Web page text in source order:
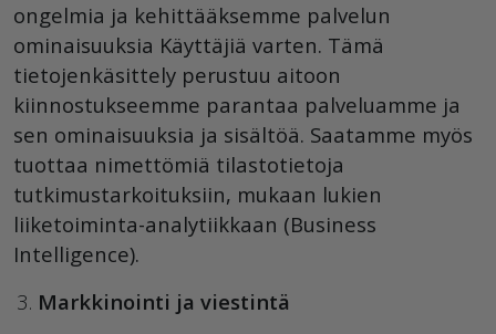
ongelmia ja kehittääksemme palvelun
ominaisuuksia Käyttäjiä varten. Tämä
tietojenkäsittely perustuu aitoon
kiinnostukseemme parantaa palveluamme ja
sen ominaisuuksia ja sisältöä. Saatamme myös
tuottaa nimettömiä tilastotietoja
tutkimustarkoituksiin, mukaan lukien
liiketoiminta-analytiikkaan (Business
Intelligence).
Markkinointi ja viestintä